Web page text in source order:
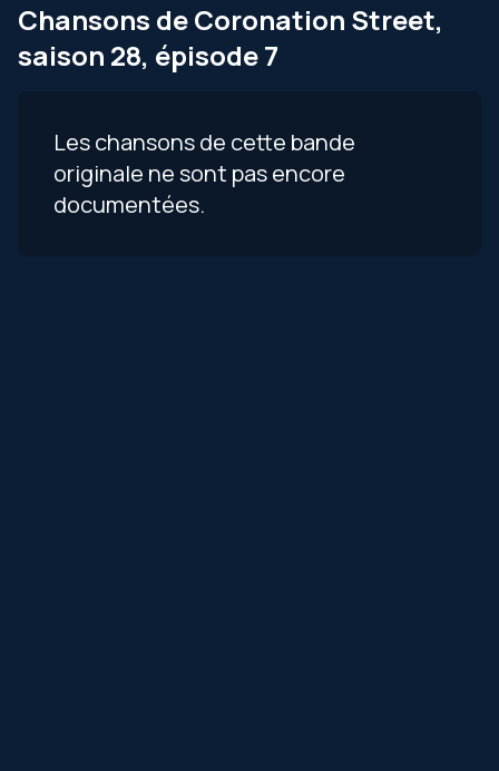
Chansons de Coronation Street,
saison 28, épisode 7
Les chansons de cette bande
originale ne sont pas encore
documentées.